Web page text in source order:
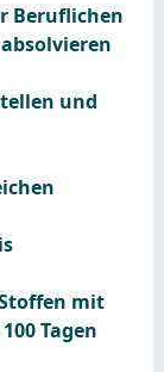
Beruflichen
und
mit
Tagen